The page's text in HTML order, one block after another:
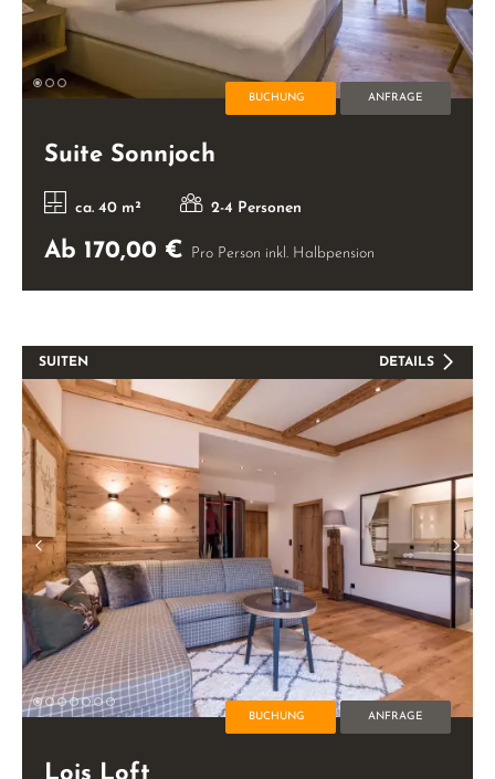
BUCHUNG ANFRAGE
Suite Sonnjoch
ca. 40 m² 2-4 Personen
Ab 170,00 € Pro Person inkl. Halbpension
SUITEN DETAILS
BUCHUNG ANFRAGE